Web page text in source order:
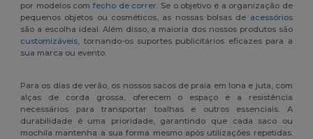
por modelos comfecho de correr. Se o objetivo é a organização de
pequenos objetos ou cosméticos, as nossas bolsas de acessórios
são a escolha ideal. Além disso, a maioria dos nossos produtos são
customizáveis, tornando-os suportes publicitários eficazes para a
sua marca ou evento.
Para os dias de verão, os nossos sacos de praia em lona e juta, com
alças de corda grossa, oferecem o espaço e a resistência
necessários para transportar toalhas e outros essenciais. A
durabilidade é uma prioridade, garantindo que cada saco ou
mochila mantenha a sua forma mesmo após utilizações repetidas.